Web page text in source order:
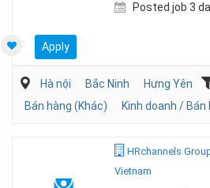
Posted job 3
Apply
Hà nội Bắc Ninh Hưng Yên
Bán hàng (Khác)
Kinh doanh / Bán
HRchannels
Vietnam